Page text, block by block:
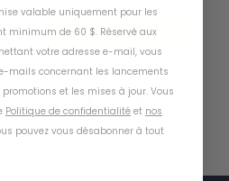
S'ABONNER
valable uniquement pour les
minimum de 60 $. Réservé aux
votre adresse e-mail, vous
mails concernant les lancements
et les mises à jour. Vous
Politique de confidentialité et nos
pouvez vous désabonner à tout